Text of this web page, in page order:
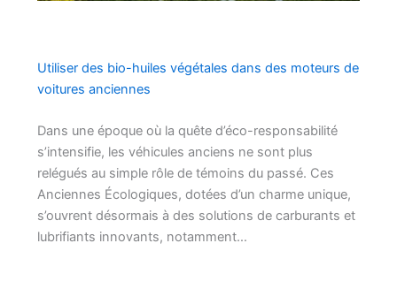
Utiliser des bio-huiles végétales dans des moteurs de
voitures anciennes
Dans une époque où la quête d’éco-responsabilité
s’intensifie, les véhicules anciens ne sont plus
relégués au simple rôle de témoins du passé. Ces
Anciennes Écologiques, dotées d’un charme unique,
s’ouvrent désormais à des solutions de carburants et
lubrifiants innovants, notamment…